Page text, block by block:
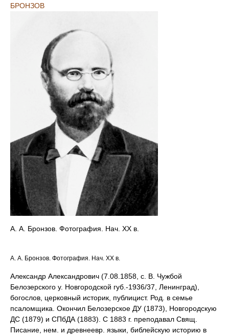
БРОНЗОВ
А. А. Бронзов. Фотография. Нач. XX в.
А. А. Бронзов. Фотография. Нач. XX в.
Александр Александрович (7.08.1858, с. В. Чужбой
Белозерского у. Новгородской губ.-1936/37, Ленинград),
богослов, церковный историк, публицист. Род. в семье
псаломщика. Окончил Белозерское ДУ (1873), Новгородскую
ДС (1879) и СПбДА (1883). С 1883 г. преподавал Свящ.
Писание, нем. и древнеевр. языки, библейскую историю в